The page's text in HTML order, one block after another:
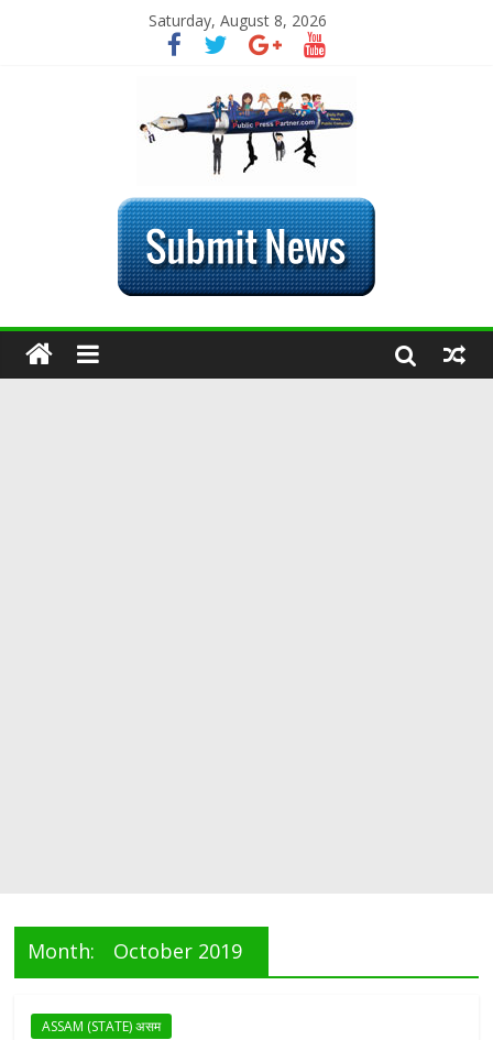
Saturday, August 8, 2026
Month: October 2019
ASSAM (STATE) असम